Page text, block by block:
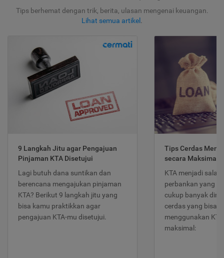
Tips berhemat dengan trik, berita, ulasan mengenai keuangan.
Lihat semua artikel .
9 Langkah Jitu agar Pengajuan
Pinjaman KTA Disetujui
Lagi butuh dana suntikan dan
berencana mengajukan pinjaman
KTA? Berikut 9 langkah jitu yang
bisa kamu praktikkan agar
pengajuan KTA-mu disetujui.
Tips Cerdas
secara Maksimal
KTA menjadi
perbankan yang
cukup banyak
cerdas yang bisa
menggunakan
maksimal: